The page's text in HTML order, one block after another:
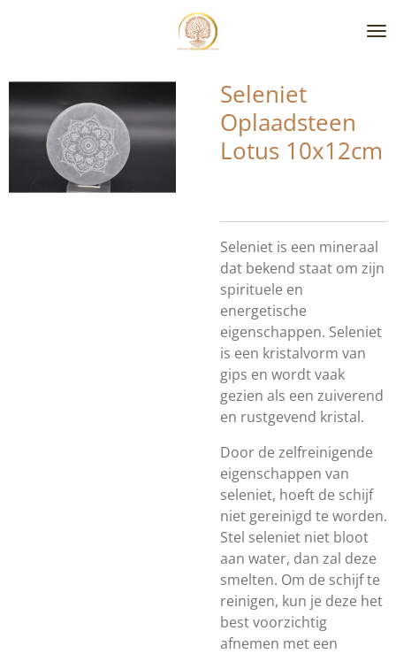
de
hoofdinhoud
Seleniet
Oplaadsteen
Lotus 10x12cm
Seleniet is een mineraal
dat bekend staat om zijn
spirituele en
energetische
eigenschappen. Seleniet
is een kristalvorm van
gips en wordt vaak
gezien als een zuiverend
en rustgevend kristal.
Door de zelfreinigende
eigenschappen van
seleniet, hoeft de schijf
niet gereinigd te worden.
Stel seleniet niet bloot
aan water, dan zal deze
smelten. Om de schijf te
reinigen, kun je deze het
best voorzichtig
afnemen met een